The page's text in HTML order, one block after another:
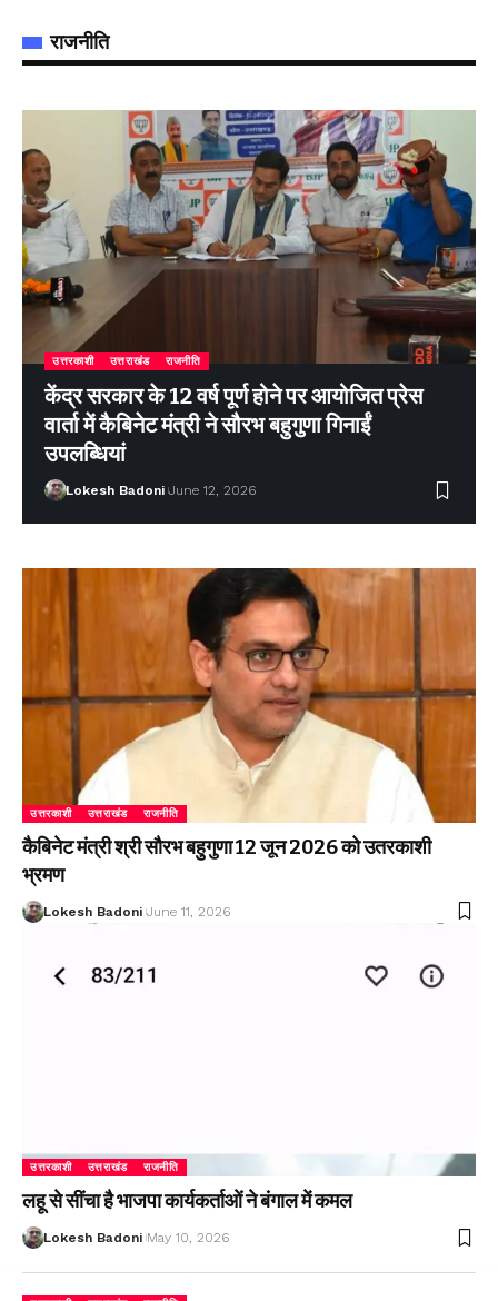
राजनीति
उत्तरकाशी उत्तराखंड राजनीति
केंद्र सरकार के 12 वर्ष पूर्ण होने पर आयोजित प्रेस
वार्ता में कैबिनेट मंत्री ने सौरभ बहुगुणा गिनाईं
उपलब्धियां
Lokesh Badoni June 12, 2026
उत्तरकाशी उत्तराखंड राजनीति
कैबिनेट मंत्री श्री सौरभ बहुगुणा 12 जून 2026 को उतरकाशी
भ्रमण
Lokesh Badoni June 11, 2026
उत्तरकाशी उत्तराखंड राजनीति
लहू से सींचा है भाजपा कार्यकर्ताओं ने बंगाल में कमल
Lokesh Badoni May 10, 2026